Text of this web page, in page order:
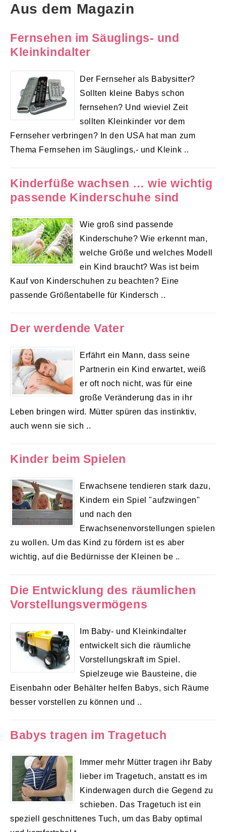
Aus dem Magazin
Fernsehen im Säuglings- und
Kleinkindalter
Der Fernseher als Babysitter?
Sollten kleine Babys schon
fernsehen? Und wieviel Zeit
sollten Kleinkinder vor dem
Fernseher verbringen? In den USA hat man zum
Thema Fernsehen im Säuglings,- und Kleink ..
Kinderfüße wachsen … wie wichtig
passende Kinderschuhe sind
Wie groß sind passende
Kinderschuhe? Wie erkennt man,
welche Größe und welches Modell
ein Kind braucht? Was ist beim
Kauf von Kinderschuhen zu beachten? Eine
passende Größentabelle für Kindersch ..
Der werdende Vater
Erfährt ein Mann, dass seine
Partnerin ein Kind erwartet, weiß
er oft noch nicht, was für eine
große Veränderung das in ihr
Leben bringen wird. Mütter spüren das instinktiv,
auch wenn sie sich ..
Kinder beim Spielen
Erwachsene tendieren stark dazu,
Kindern ein Spiel "aufzwingen"
und nach den
Erwachsenenvorstellungen spielen
zu wollen. Um das Kind zu fördern ist es aber
wichtig, auf die Bedürnisse der Kleinen be ..
Die Entwicklung des räumlichen
Vorstellungsvermögens
Im Baby- und Kleinkindalter
entwickelt sich die räumliche
Vorstellungskraft im Spiel.
Spielzeuge wie Bausteine, die
Eisenbahn oder Behälter helfen Babys, sich Räume
besser vorstellen zu können und ..
Babys tragen im Tragetuch
Immer mehr Mütter tragen ihr Baby
lieber im Tragetuch, anstatt es im
Kinderwagen durch die Gegend zu
schieben. Das Tragetuch ist ein
speziell geschnittenes Tuch, um das Baby optimal